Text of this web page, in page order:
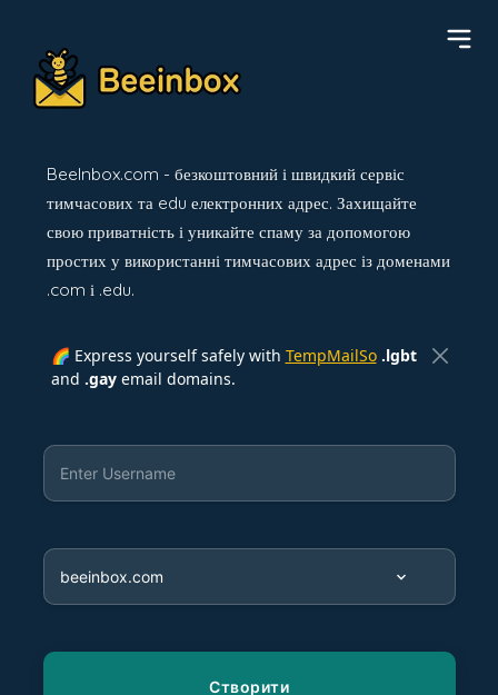
BeeInbox.com - безкоштовний і швидкий сервіс
тимчасових та edu електронних адрес. Захищайте
свою приватність і уникайте спаму за допомогою
простих у використанні тимчасових адрес із доменами
.com і .edu.
🌈 Express yourself safely with TempMailSo .lgbt
and .gayemail domains.